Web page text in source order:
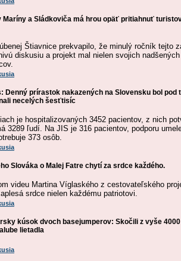
Maríny a Sládkoviča má hrou opäť pritiahnuť
Štiavnice prekvapilo, že minulý ročník tejto
diskusiu a projekt mal nielen svojich
Denný prírastok nakazených na Slovensku bol pod
necelých šesťtisíc
je hospitalizovaných 3452 pacientov, z nich
3289 ľudí. Na JIS je 316 pacientov, podporu
373 osôb.
Slováka o Malej Fatre chytí za srdce každého.
videu Martina Víglaského z cestovateľského
srdce nielen každému patriotovi.
kúsok dvoch basejumperov: Skočili z vyše
lietadla